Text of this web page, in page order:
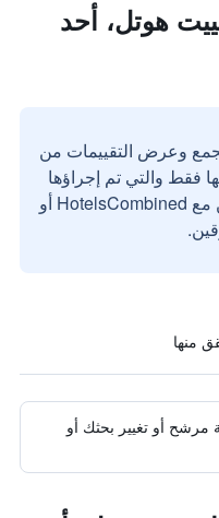
هوتل، أحد
وعرض التقييمات من
فقط والتي تم إجراؤها
بواسطة مستخدمين حقيقيين مع HotelsCombined أو
مرشح أو تغيير بحثك أو